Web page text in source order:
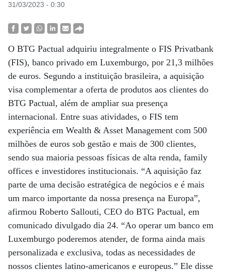
31/03/2023 - 0:30
O BTG Pactual adquiriu integralmente o FIS Privatbank
(FIS), banco privado em Luxemburgo, por 21,3 milhões
de euros. Segundo a instituição brasileira, a aquisição
visa complementar a oferta de produtos aos clientes do
BTG Pactual, além de ampliar sua presença
internacional. Entre suas atividades, o FIS tem
experiência em Wealth & Asset Management com 500
milhões de euros sob gestão e mais de 300 clientes,
sendo sua maioria pessoas físicas de alta renda, family
offices e investidores institucionais. “A aquisição faz
parte de uma decisão estratégica de negócios e é mais
um marco importante da nossa presença na Europa”,
afirmou Roberto Sallouti, CEO do BTG Pactual, em
comunicado divulgado dia 24. “Ao operar um banco em
Luxemburgo poderemos atender, de forma ainda mais
personalizada e exclusiva, todas as necessidades de
nossos clientes latino-americanos e europeus.” Ele disse